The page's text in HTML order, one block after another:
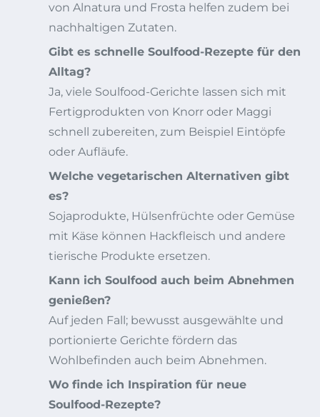
von Alnatura und Frosta helfen zudem bei
nachhaltigen Zutaten.
Gibt es schnelle Soulfood-Rezepte für den
Alltag?
Ja, viele Soulfood-Gerichte lassen sich mit
Fertigprodukten von Knorr oder Maggi
schnell zubereiten, zum Beispiel Eintöpfe
oder Aufläufe.
Welche vegetarischen Alternativen gibt
es?
Sojaprodukte, Hülsenfrüchte oder Gemüse
mit Käse können Hackfleisch und andere
tierische Produkte ersetzen.
Kann ich Soulfood auch beim Abnehmen
genießen?
Auf jeden Fall; bewusst ausgewählte und
portionierte Gerichte fördern das
Wohlbefinden auch beim Abnehmen.
Wo finde ich Inspiration für neue
Soulfood-Rezepte?